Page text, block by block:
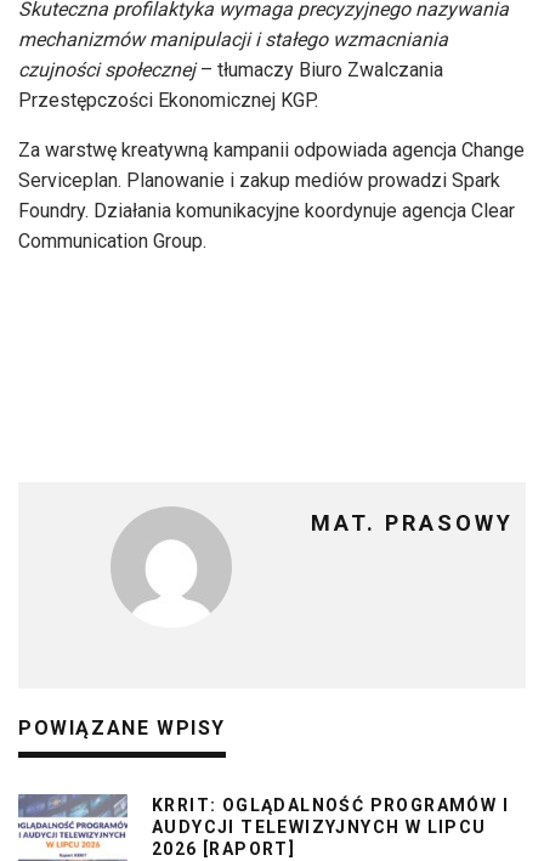
Skuteczna profilaktyka wymaga precyzyjnego nazywania
mechanizmów manipulacji i stałego wzmacniania
czujności społecznej– tłumaczy Biuro Zwalczania
Przestępczości Ekonomicznej KGP.
Za warstwę kreatywną kampanii odpowiada agencja Change
Serviceplan. Planowanie i zakup mediów prowadzi Spark
Foundry. Działania komunikacyjne koordynuje agencja Clear
Communication Group.
MAT. PRASOWY
POWIĄZANE WPISY
KRRIT: OGLĄDALNOŚĆ PROGRAMÓW I
AUDYCJI TELEWIZYJNYCH W LIPCU
2026 [RAPORT]